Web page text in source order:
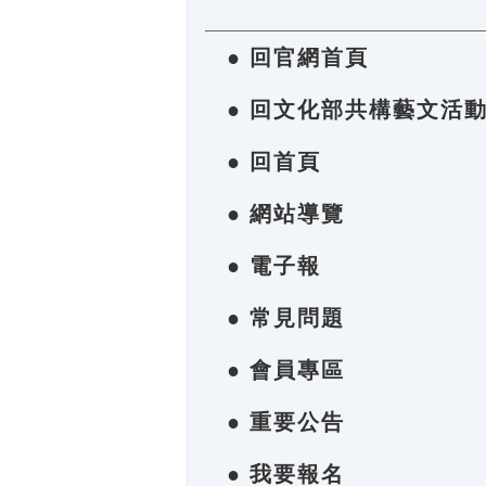
● 回官網首頁
● 回文化部共構藝文活
● 回首頁
● 網站導覽
● 電子報
● 常見問題
● 會員專區
● 重要公告
● 我要報名